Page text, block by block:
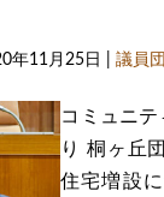
年11月25日 | 議員
コミュニテ
り 桐ヶ丘
住宅増設